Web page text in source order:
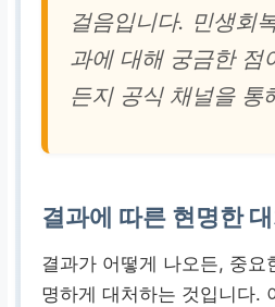
걸음입니다. 민생회
과에 대해 궁금한 점
든지 공식 채널을 통
결과에 따른 현명한
결과가 어떻게 나오든, 중요
명하게 대처하는 것입니다.